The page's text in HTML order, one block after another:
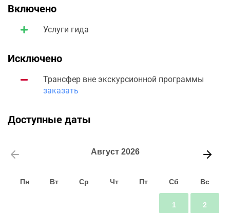
Включено
Услуги гида
Исключено
Трансфер вне экскурсионной программы
заказать
Доступные даты
Август 2026
Пн Вт Ср Чт Пт Сб Вс
1 2